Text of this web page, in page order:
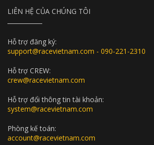
LIÊN HỆ CỦA CHÚNG TÔI
Hỗ trợ đăng ký:
support@racevietnam.com - 090-221-2310
Hỗ trợ CREW:
crew@racevietnam.com
Hỗ trợ đổi thông tin tài khoản:
system@racevietnam.com
Phòng kế toán:
account@racevietnam.com